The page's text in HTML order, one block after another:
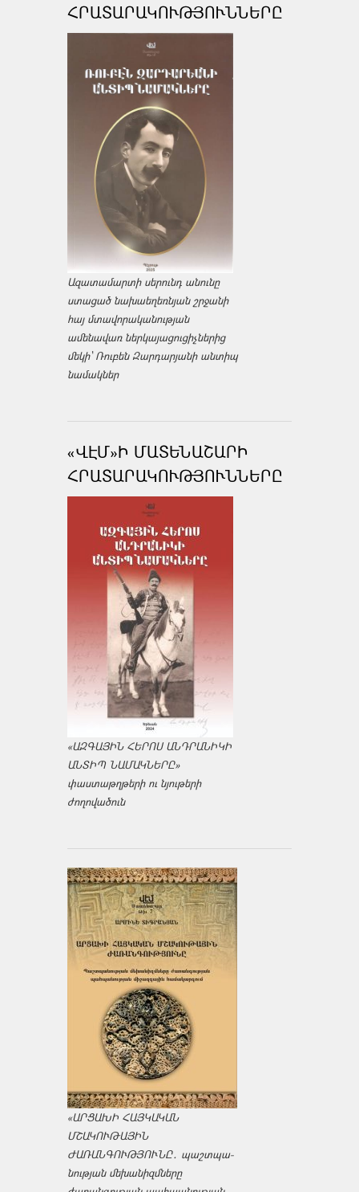
ՀՐԱՏԱՐԱԿՈՒԹՅՈՒՆՆԵՐԸ
Ազատամարտի սերունդ անունը
ստացած նախաեղեռնյան շրջանի
հայ մտավորականության
ամենավառ ներկայացուցիչներից
մեկի՝ Ռուբեն Զարդարյանի անտիպ
նամակներ
«ՎԷՄ»Ի ՄԱՏԵՆԱՇԱՐԻ
ՀՐԱՏԱՐԱԿՈՒԹՅՈՒՆՆԵՐԸ
«ԱԶԳԱՅԻՆ ՀԵՐՈՍ ԱՆԴՐԱՆԻԿԻ
ԱՆՏԻՊ ՆԱՄԱԿՆԵՐԸ»
փաստաթղթերի ու նյութերի
ժողովածուն
«ԱՐՑԱԽԻ ՀԱՅԿԱԿԱՆ
ՄՇԱԿՈՒԹԱՅԻՆ
ԺԱՌԱՆԳՈՒԹՅՈՒՆԸ․ պաշտպա­
նության մեխանիզմները